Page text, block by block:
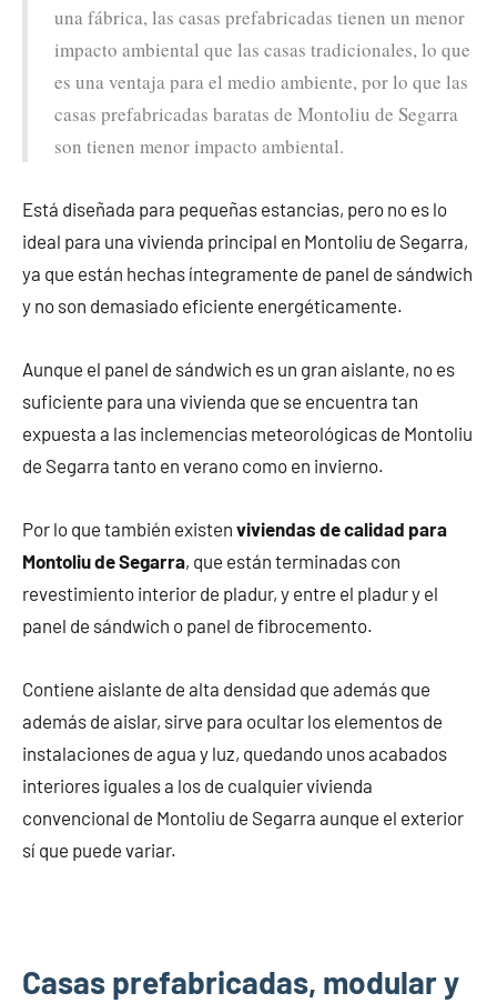
una fábrica, las casas prefabricadas tienen un menor
impacto ambiental que las casas tradicionales, lo que
es una ventaja para el medio ambiente, por lo que las
casas prefabricadas baratas de Montoliu de Segarra
son tienen menor impacto ambiental.
Está diseñada para pequeñas estancias, pero no es lo
ideal para una vivienda principal en Montoliu de Segarra,
ya que están hechas íntegramente de panel de sándwich
y no son demasiado eficiente energéticamente.
Aunque el panel de sándwich es un gran aislante, no es
suficiente para una vivienda que se encuentra tan
expuesta a las inclemencias meteorológicas de Montoliu
de Segarra tanto en verano como en invierno.
Por lo que también existen viviendas de calidad para
Montoliu de Segarra, que están terminadas con
revestimiento interior de pladur, y entre el pladur y el
panel de sándwich o panel de fibrocemento.
Contiene aislante de alta densidad que además que
además de aislar, sirve para ocultar los elementos de
instalaciones de agua y luz, quedando unos acabados
interiores iguales a los de cualquier vivienda
convencional de Montoliu de Segarra aunque el exterior
sí que puede variar.
Casas prefabricadas, modular y